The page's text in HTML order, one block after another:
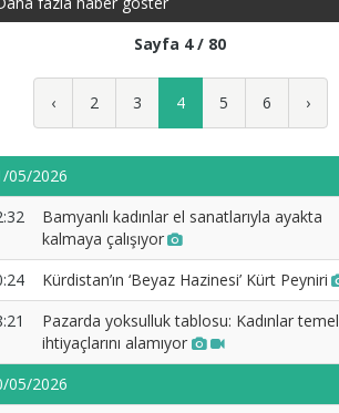
Sayfa 4 / 80
‹ 2 3 4 5 6 ›
05/2026
Bamyanlı kadınlar el sanatlarıyla ayakta
kalmaya çalışıyor
Kürdistan’ın ‘Beyaz Hazinesi’ Kürt Peyniri
Pazarda yoksulluk tablosu: Kadınlar temel
ihtiyaçlarını alamıyor
05/2026